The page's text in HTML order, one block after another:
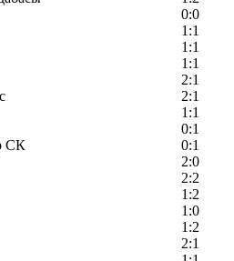
0:0
1:1
1:1
1:1
2:1
2:1
1:1
0:1
СК
0:1
2:0
2:2
1:2
1:0
1:2
2:1